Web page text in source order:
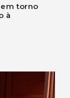
torno
à